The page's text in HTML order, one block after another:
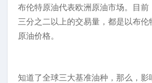
布伦特原油代表欧洲原油市场。目前
三分之二以上的交易量，都是以布伦
原油价格。
知道了全球三大基准油种，那么，影